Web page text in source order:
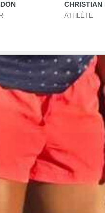
CHRISTIAN
ATHLÈTE